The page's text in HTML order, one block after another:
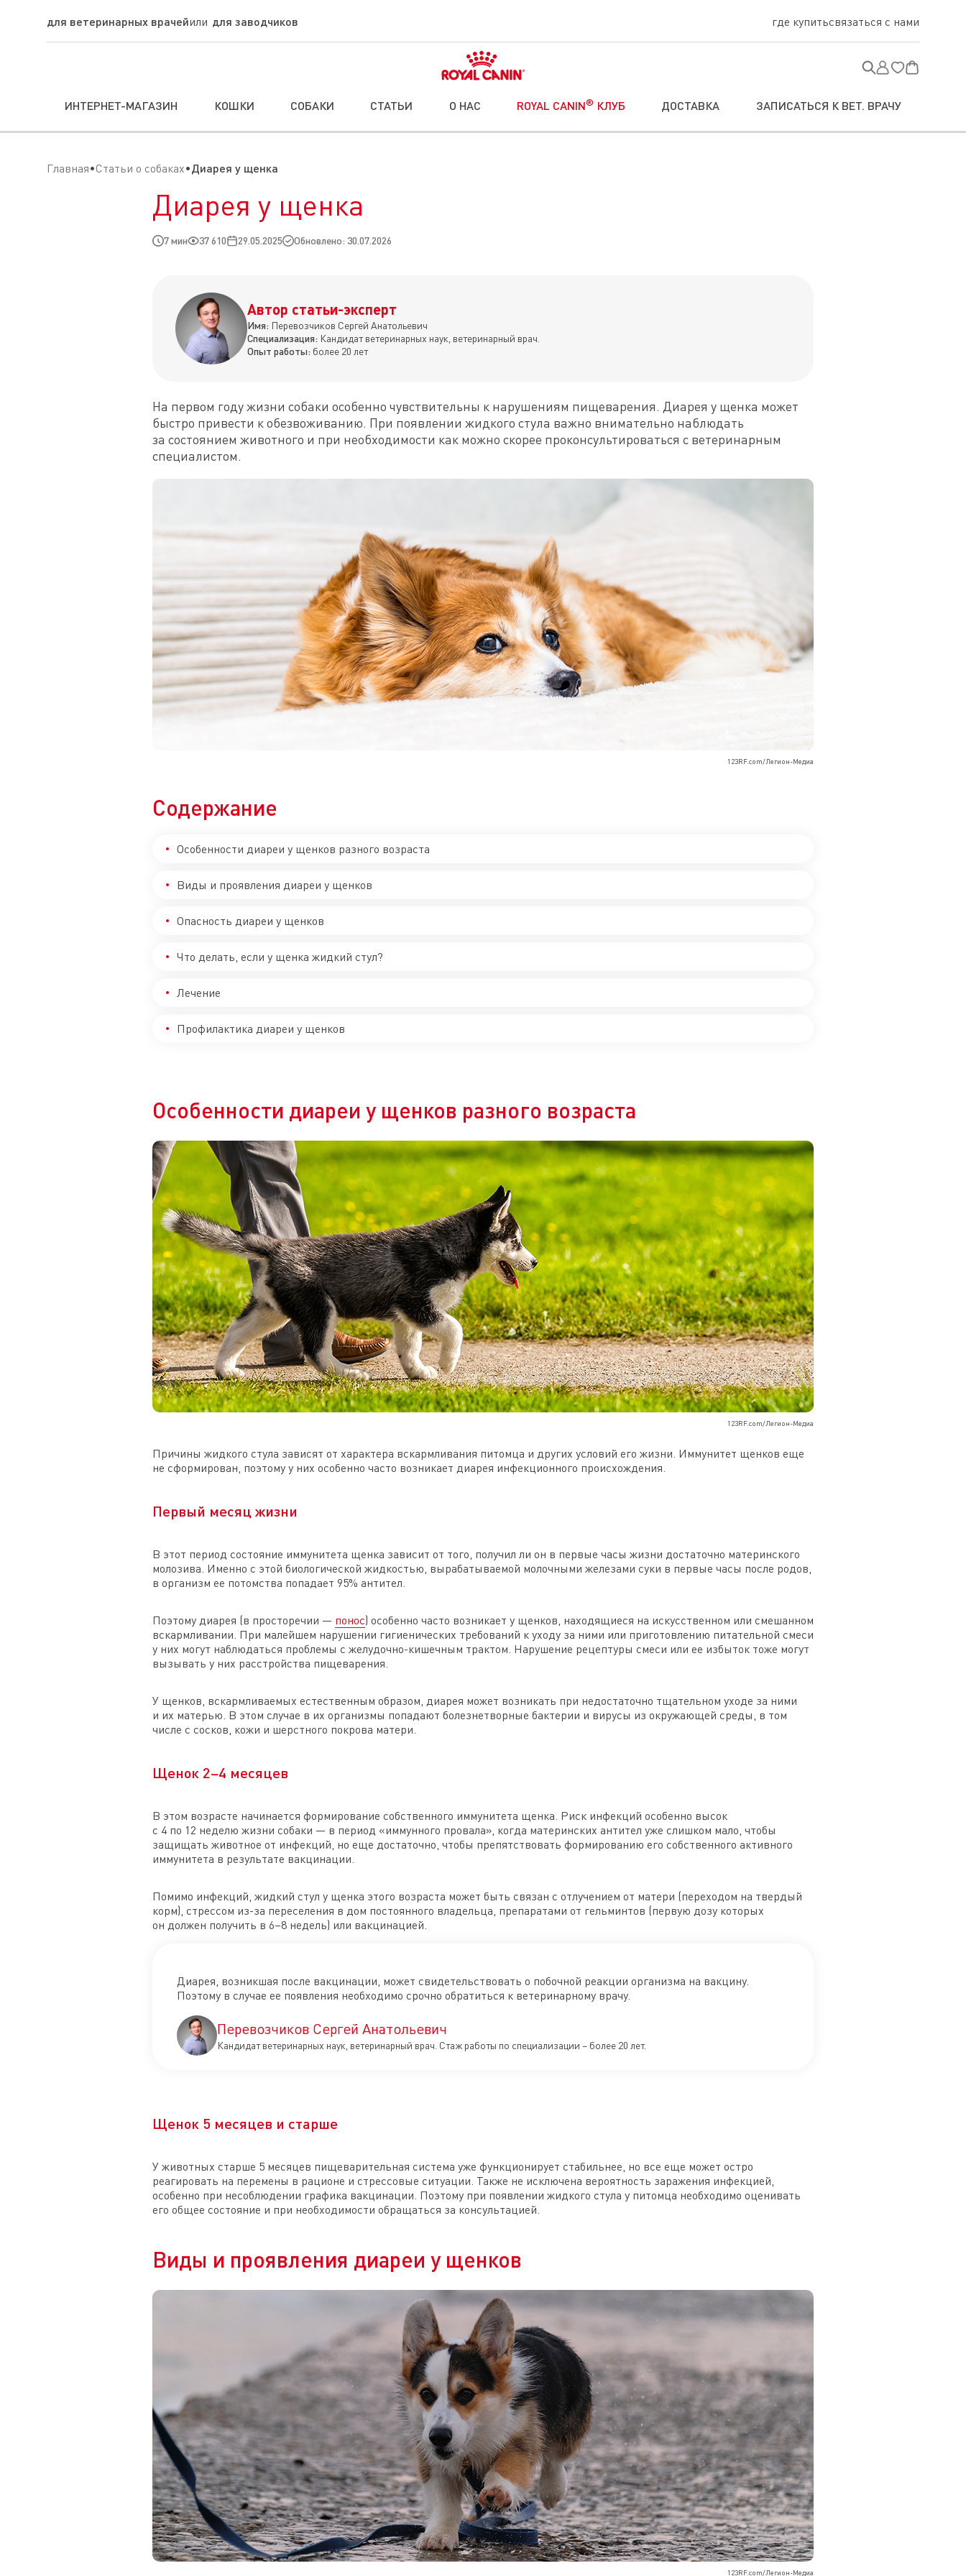
для ветеринарных врачей для заводчиков где купитьсвязаться с нами
ИНТЕРНЕТ-МАГАЗИН КОШКИ СОБАКИ СТАТЬИ О НАС ROYAL CANIN® КЛУБ ДОСТАВКА ЗАПИСАТЬСЯ К ВЕТ. ВРАЧУ
Главная Статьи о собаках Диарея у щенка
Диарея у щенка
7 мин 37 610 29.05.2025 Обновлено: 30.07.2026
Автор статьи-эксперт
Имя: Перевозчиков Сергей Анатольевич
Специализация: Кандидат ветеринарных наук, ветеринарный врач.
Опыт работы: более 20 лет
На первом году жизни собаки особенно чувствительны к нарушениям пищеварения. Диарея у щенка может
быстро привести к обезвоживанию. При появлении жидкого стула важно внимательно наблюдать
за состоянием животного и при необходимости как можно скорее проконсультироваться с ветеринарным
специалистом.
123RF.com/Легион-Медиа
Содержание
Особенности диареи у щенков разного возраста
Виды и проявления диареи у щенков
Опасность диареи у щенков
Что делать, если у щенка жидкий стул?
Лечение
Профилактика диареи у щенков
Особенности диареи у щенков разного возраста
123RF.com/Легион-Медиа
Причины жидкого стула зависят от характера вскармливания питомца и других условий его жизни. Иммунитет щенков еще
не сформирован, поэтому у них особенно часто возникает диарея инфекционного происхождения.
Первый месяц жизни
В этот период состояние иммунитета щенка зависит от того, получил ли он в первые часы жизни достаточно материнского
молозива. Именно с этой биологической жидкостью, вырабатываемой молочными железами суки в первые часы после родов,
в организм ее потомства попадает 95% антител.
Поэтому диарея (в просторечии — понос) особенно часто возникает у щенков, находящиеся на искусственном или смешанном
вскармливании. При малейшем нарушении гигиенических требований к уходу за ними или приготовлению питательной смеси
у них могут наблюдаться проблемы с желудочно-кишечным трактом. Нарушение рецептуры смеси или ее избыток тоже могут
вызывать у них расстройства пищеварения.
У щенков, вскармливаемых естественным образом, диарея может возникать при недостаточно тщательном уходе за ними
и их матерью. В этом случае в их организмы попадают болезнетворные бактерии и вирусы из окружающей среды, в том
числе с сосков, кожи и шерстного покрова матери.
Щенок 2–4 месяцев
В этом возрасте начинается формирование собственного иммунитета щенка. Риск инфекций особенно высок
с 4 по 12 неделю жизни собаки — в период «иммунного провала», когда материнских антител уже слишком мало, чтобы
защищать животное от инфекций, но еще достаточно, чтобы препятствовать формированию его собственного активного
иммунитета в результате вакцинации.
Помимо инфекций, жидкий стул у щенка этого возраста может быть связан с отлучением от матери (переходом на твердый
корм), стрессом из-за переселения в дом постоянного владельца, препаратами от гельминтов (первую дозу которых
он должен получить в 6–8 недель) или вакцинацией.
Диарея, возникшая после вакцинации, может свидетельствовать о побочной реакции организма на вакцину.
Поэтому в случае ее появления необходимо срочно обратиться к ветеринарному врачу.
Перевозчиков Сергей Анатольевич
Кандидат ветеринарных наук, ветеринарный врач. Стаж работы по специализации – более 20 лет.
Щенок 5 месяцев и старше
У животных старше 5 месяцев пищеварительная система уже функционирует стабильнее, но все еще может остро
реагировать на перемены в рационе и стрессовые ситуации. Также не исключена вероятность заражения инфекцией,
особенно при несоблюдении графика вакцинации. Поэтому при появлении жидкого стула у питомца необходимо оценивать
его общее состояние и при необходимости обращаться за консультацией.
Виды и проявления диареи у щенков
123RF.com/Легион-Медиа